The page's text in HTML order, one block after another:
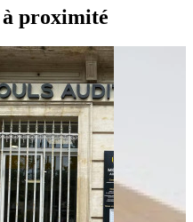
|©OpenStreetMapcontributors
à proximité